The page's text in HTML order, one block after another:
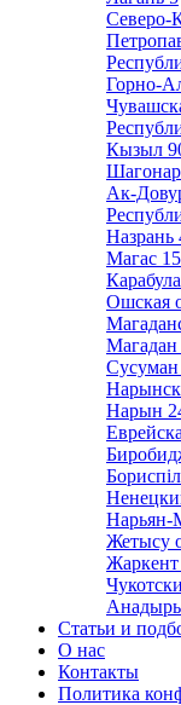
Северо-
Горно-
Кызыл
Шагонар
Ак-
Назрань
Магас 15
Ошская
Магадан
Сусуман
Нарын
Нарьян-
Жетысу
Жаркент
Анадырь
Статьи и
О нас
Контакты
Политика